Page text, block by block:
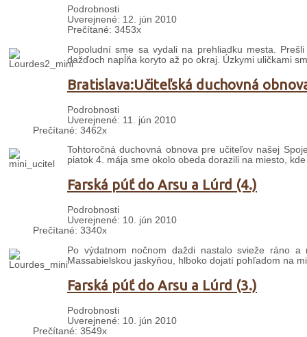
Podrobnosti
Uverejnené: 12. jún 2010
Prečítané: 3453x
Popoludní sme sa vydali na prehliadku mesta.
dažďoch napĺňa koryto až po okraj. Úzkymi uličkami
Bratislava:Učiteľská duchovná
Podrobnosti
Uverejnené: 11. jún 2010
Prečítané: 3462x
Tohtoročná duchovná obnova pre učiteľov našej
piatok 4. mája sme okolo obeda dorazili na miesto,
Farská púť do Arsu a Lúrd (4.)
Podrobnosti
Uverejnené: 10. jún 2010
Prečítané: 3340x
Po výdatnom nočnom daždi nastalo svieže ráno
Massabielskou jaskyňou, hlboko dojatí pohľadom na
Farská púť do Arsu a Lúrd (3.)
Podrobnosti
Uverejnené: 10. jún 2010
Prečítané: 3549x